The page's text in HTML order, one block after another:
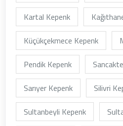
Kartal Kepenk
Küçükçekmece Kepenk
Pendik Kepenk
Sarıyer Kepenk
Silivri
Sultanbeyli Kepenk